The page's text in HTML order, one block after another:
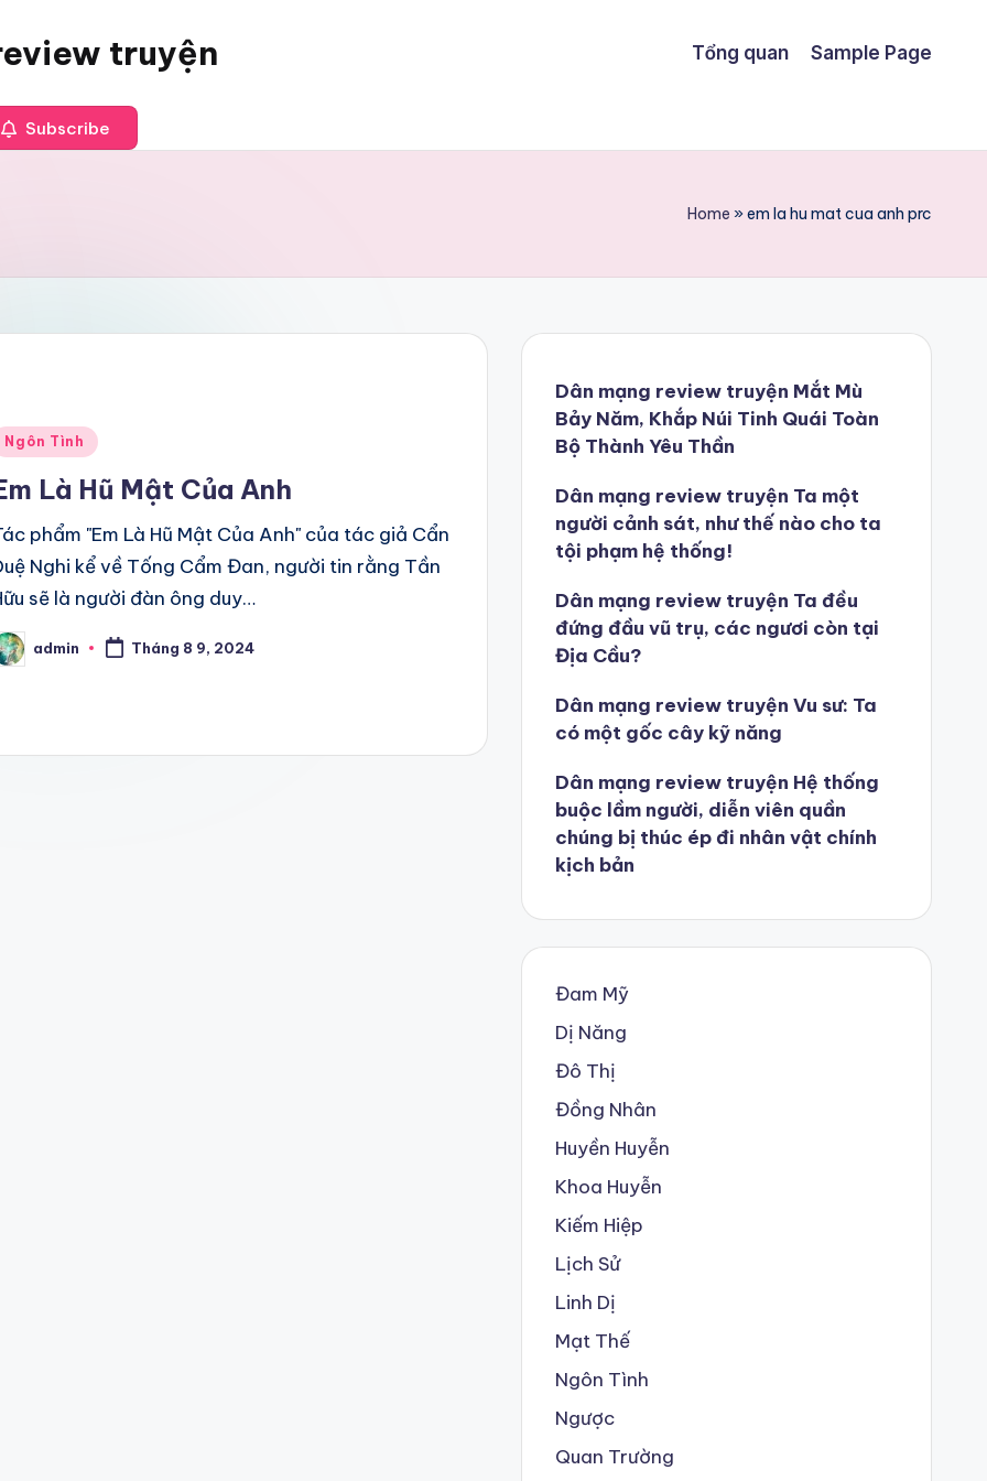
truyện Tổng quan Sample Page
Subscribe
Home »em la hu mat cua anh prc
Ngôn Tình
Là Hũ Mật Của Anh
phẩm "Em Là Hũ Mật Của Anh" của tác giả Cẩn
Nghi kể về Tống Cẩm Đan, người tin rằng Tần
sẽ là người đàn ông duy…
admin Tháng 8 9, 2024
Dân mạng review truyện Mắt Mù
Bảy Năm, Khắp Núi Tinh Quái Toàn
Bộ Thành Yêu Thần
Dân mạng review truyện Ta một
người cảnh sát, như thế nào cho ta
tội phạm hệ thống!
Dân mạng review truyện Ta đều
đứng đầu vũ trụ, các ngươi còn tại
Địa Cầu?
Dân mạng review truyện Vu sư: Ta
có một gốc cây kỹ năng
Dân mạng review truyện Hệ thống
buộc lầm người, diễn viên quần
chúng bị thúc ép đi nhân vật chính
kịch bản
Đam Mỹ
Dị Năng
Đô Thị
Đồng Nhân
Huyền Huyễn
Khoa Huyễn
Kiếm Hiệp
Lịch Sử
Linh Dị
Mạt Thế
Ngôn Tình
Ngược
Quan Trường